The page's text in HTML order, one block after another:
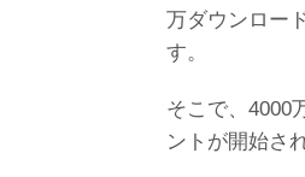
万ダウンロー
す。
そこで、4000
ントが開始さ